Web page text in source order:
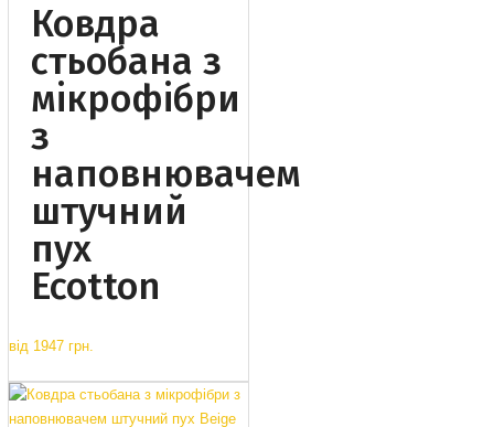
Ковдра
стьобана з
мікрофібри
з
наповнювачем
штучний
пух
Ecotton
від 1947 грн.